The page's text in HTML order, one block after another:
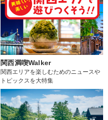
関西満喫Walker
関西エリアを楽しむためのニュースや
トピックスを大特集